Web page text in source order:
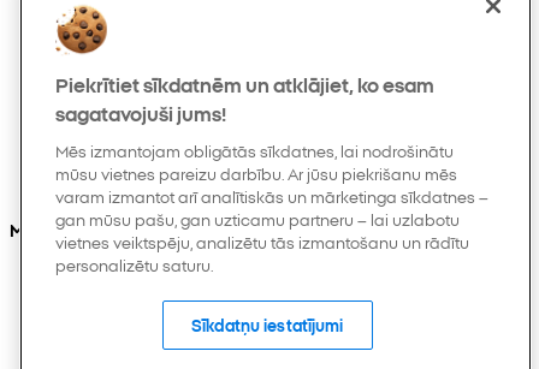
Kolekcijas
Zīdaiņiem
Bērniem
Mājoklim
Vīriešiem
Mūs varat atrast arī
Piekrītiet sīkdatnēm un atklājiet, ko esam
sagatavojuši jums!
Mēs izmantojam obligātās sīkdatnes, lai nodrošinātu
mūsu vietnes pareizu darbību. Ar jūsu piekrišanu mēs
varam izmantot arī analītiskās un mārketinga sīkdatnes –
gan mūsu pašu, gan uzticamu partneru – lai uzlabotu
vietnes veiktspēju, analizētu tās izmantošanu un rādītu
personalizētu saturu.
Sīkdatņu iestatījumi